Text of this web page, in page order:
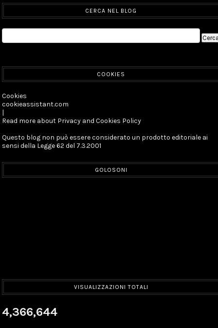
CERCA NEL BLOG
COOKIES
Cookies
cookieassistant.com
|
Read more about Privacy and Cookies Policy
Questo blog non può essere considerato un prodotto editoriale ai
sensi della Legge 62 del 7.3.2001
GOLOSONI
VISUALIZZAZIONI TOTALI
4,366,644